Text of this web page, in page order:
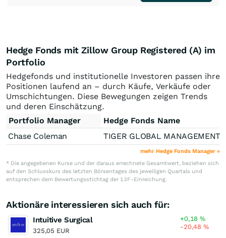
Hedge Fonds mit Zillow Group Registered (A) im
Portfolio
Hedgefonds und institutionelle Investoren passen ihre
Positionen laufend an – durch Käufe, Verkäufe oder
Umschichtungen. Diese Bewegungen zeigen Trends
und deren Einschätzung.
Portfolio Manager
Hedge Fonds Name
Chase Coleman
mehr Hedge Fonds Manager »
* Die angegebenen Kurse und der daraus errechnete Gesamtwert, beziehen sich
auf den Schlusskurs des letzten Börsentages des jeweiligen Quartals und
entsprechen dem Bewertungsstichtag der 13F-Einreichung.
Aktionäre interessieren sich auch für:
Intuitive Surgical
325,05 EUR
+0,18%
-20,48%